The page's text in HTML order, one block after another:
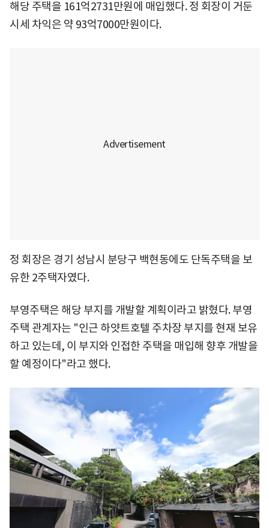
해당 주택을 161억2731만원에 매입했다. 정 회장이 거둔
시세 차익은 약 93억7000만원이다.
정 회장은 경기 성남시 분당구 백현동에도 단독주택을 보
유한 2주택자였다.
부영주택은 해당 부지를 개발할 계획이라고 밝혔다. 부영
주택 관계자는 "인근 하얏트호텔 주차장 부지를 현재 보유
하고 있는데, 이 부지와 인접한 주택을 매입해 향후 개발을
할 예정이다"라고 했다.